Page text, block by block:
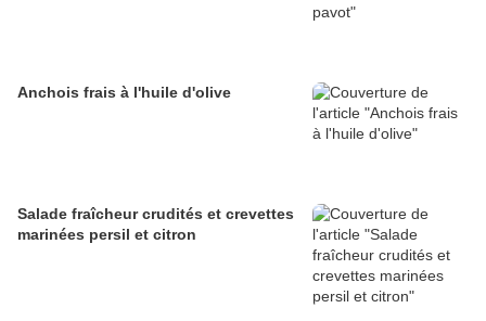
Anchois frais à l'huile d'olive
Salade fraîcheur crudités et crevettes
marinées persil et citron